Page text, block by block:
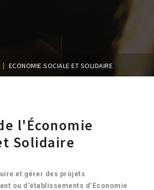
| ECONOMIE SOCIALE ET SOLIDAIRE
l'Économie
Solidaire
et gérer des projets
ou d’établissements d’Economie